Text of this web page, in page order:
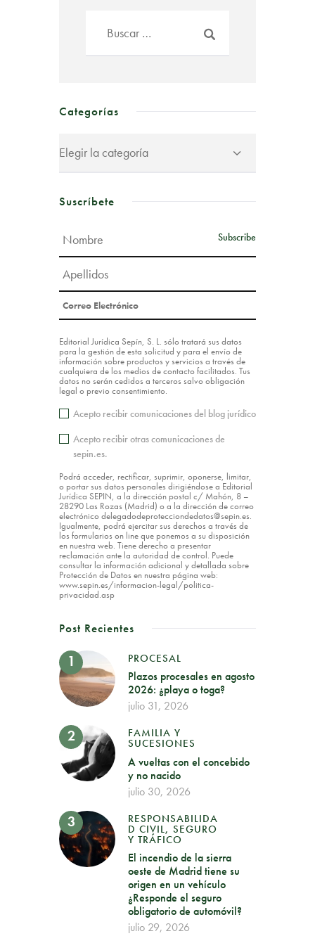
Categorías
Suscríbete
Editorial Jurídica Sepín, S. L. sólo tratará sus datos
para la gestión de esta solicitud y para el envío de
información sobre productos y servicios a través de
cualquiera de los medios de contacto facilitados. Tus
datos no serán cedidos a terceros salvo obligación
legal o previo consentimiento.
Acepto recibir comunicaciones del blog jurídico
Acepto recibir otras comunicaciones de
sepin.es.
Podrá acceder, rectificar, suprimir, oponerse, limitar,
o portar sus datos personales dirigiéndose a Editorial
Jurídica SEPIN, a la dirección postal c/ Mahón, 8 –
28290 Las Rozas (Madrid) o a la dirección de correo
electrónico delegadodeprotecciondedatos@sepin.es.
Igualmente, podrá ejercitar sus derechos a través de
los formularios on line que ponemos a su disposición
en nuestra web. Tiene derecho a presentar
reclamación ante la autoridad de control. Puede
consultar la información adicional y detallada sobre
Protección de Datos en nuestra página web:
www.sepin.es/informacion-legal/politica-
privacidad.asp
Post Recientes
PROCESAL
Plazos procesales en agosto
2026: ¿playa o toga?
julio 31, 2026
FAMILIA Y
SUCESIONES
A vueltas con el concebido
y no nacido
julio 30, 2026
RESPONSABILIDA
D CIVIL, SEGURO
Y TRÁFICO
El incendio de la sierra
oeste de Madrid tiene su
origen en un vehículo
¿Responde el seguro
obligatorio de automóvil?
julio 29, 2026